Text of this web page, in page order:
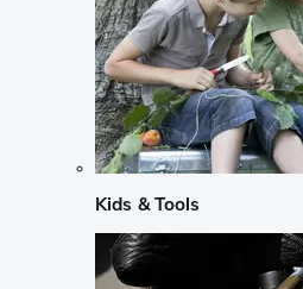
Kids & Tools